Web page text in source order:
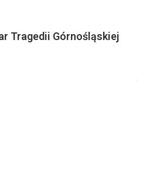
Tragedii Górnośląskiej